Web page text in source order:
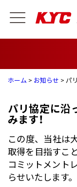
ホーム > お知らせ > パ
パリ協定に沿
みます！
この度、当社は
取得を目指すこ
コミットメント
らせいたします。